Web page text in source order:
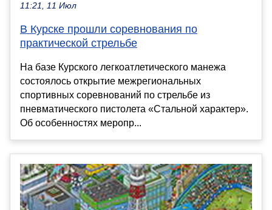
11:21, 11 Июл
В Курске прошли соревнования по
практической стрельбе
На базе Курского легкоатлетического манежа
состоялось открытие межрегиональных
спортивных соревнований по стрельбе из
пневматического пистолета «Стальной характер».
Об особенностях меропр...